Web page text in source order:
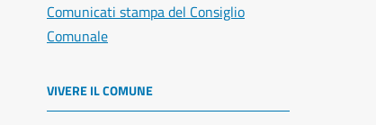
Comunicati stampa del Consiglio
Comunale
VIVERE IL COMUNE